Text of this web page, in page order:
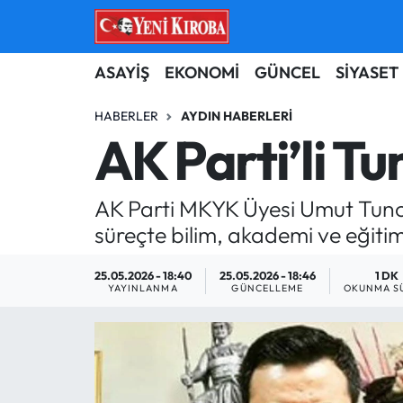
ASAYİŞ EKONOMİ GÜNCEL SİYASET
HABERLER AYDIN HABERLERI
AK Parti’li
AK Parti MKYK Üyesi Umut
süreçte bilim, akademi ve
25.05.2026 - 18:40
YAYINLANMA
25.05.2026 - 18:46
GÜNCELLEME
1 DK
OKUNMA
ASAYİŞ
BİLİM-TEKNOLOJİ
DÜNYA
EKONOMİ
Aydın Nöbetçi Eczaneler
Aydın Hava Durumu
Aydin Namaz Vakitleri
Aydın Trafik Yoğunluk Haritası
Süper Lig Puan Durumu ve Fikstür
Tüm Manşetler
Son Dakika Haberleri